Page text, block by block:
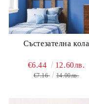
Състезателна кола
€6.44 12.60лв.
€7.16 14.00лв.